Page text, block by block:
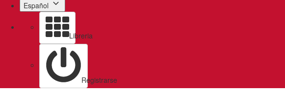
Español
Libreria
Registrarse